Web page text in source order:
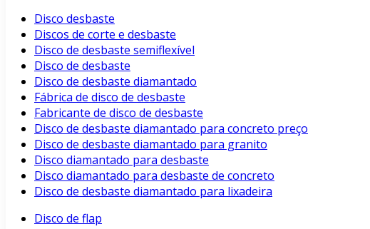
Disco desbaste
Discos de corte e desbaste
Disco de desbaste semiflexível
Disco de desbaste
Disco de desbaste diamantado
Fábrica de disco de desbaste
Fabricante de disco de desbaste
Disco de desbaste diamantado para concreto preço
Disco de desbaste diamantado para granito
Disco diamantado para desbaste
Disco diamantado para desbaste de concreto
Disco de desbaste diamantado para lixadeira
Disco de flap